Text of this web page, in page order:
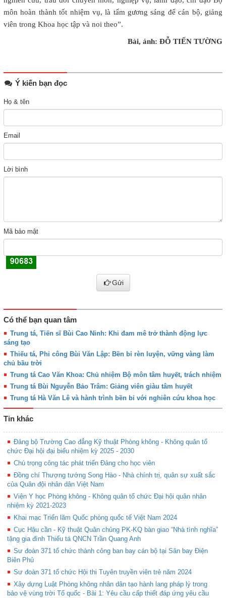
môn hoàn thành tốt nhiệm vụ, là tấm gương sáng để cán bộ, giảng
viên trong Khoa học tập và noi theo”.
Bài, ảnh: ĐỖ TIẾN TƯỜNG
Ý kiến bạn đọc
Họ & tên
Email
Lời bình
Mã bảo mật
Gửi
Có thể bạn quan tâm
Trung tá, Tiến sĩ Bùi Cao Ninh: Khi đam mê trở thành động lực
sáng tạo
Thiếu tá, Phi công Bùi Văn Lập: Bền bỉ rèn luyện, vững vàng làm
chủ bầu trời
Trung tá Cao Văn Khoa: Chủ nhiệm Bộ môn tâm huyết, trách nhiệm
Trung tá Bùi Nguyễn Bảo Trâm: Giảng viên giàu tâm huyết
Trung tá Hà Văn Lê và hành trình bền bỉ với nghiên cứu khoa học
Tin khác
Đảng bộ Trường Cao đẳng Kỹ thuật Phòng không - Không quân tổ
chức Đại hội đại biểu nhiệm kỳ 2025 - 2030
Chú trọng công tác phát triển Đảng cho học viên
Đồng chí Thượng tướng Song Hào - Nhà chính trị, quân sự xuất sắc
của Quân đội nhân dân Việt Nam
Viện Y học Phòng không - Không quân tổ chức Đại hội quân nhân
nhiệm kỳ 2021-2023
Khai mạc Triển lãm Quốc phòng quốc tế Việt Nam 2024
Cục Hậu cần - Kỹ thuật Quân chủng PK-KQ bàn giao “Nhà tình nghĩa”
tặng gia đình Thiếu tá QNCN Trần Quang Anh
Sư đoàn 371 tổ chức thành công ban bay cán bộ tại Sân bay Điện
Biên Phủ
Sư đoàn 371 tổ chức Hội thi Tuyên truyền viên trẻ năm 2024
Xây dựng Luật Phòng không nhân dân tạo hành lang pháp lý trong
bảo vệ vùng trời Tổ quốc - Bài 1: Yêu cầu cấp thiết đáp ứng yêu cầu